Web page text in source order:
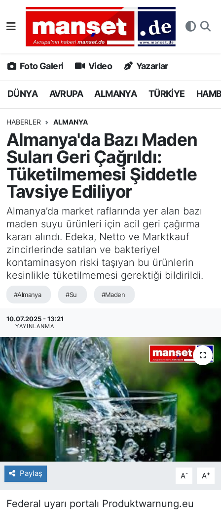
Foto Galeri Video Yazarlar
DÜNYA AVRUPA ALMANYA TÜRKİYE
HABERLER ALMANYA
Almanya'da Bazı Maden
Suları Geri Çağrıldı:
Tüketilmemesi Şiddetle
Tavsiye Ediliyor
Almanya’da market raflarında yer alan bazı
maden suyu ürünleri için acil geri çağırma
kararı alındı. Edeka, Netto ve Marktkauf
zincirlerinde satılan ve bakteriyel
kontaminasyon riski taşıyan bu ürünlerin
kesinlikle tüketilmemesi gerektiği bildirildi.
#Almanya #Su #Maden
10.07.2025 - 13:21
YAYINLANMA
Paylaş A- A+
Federal uyarı portalı Produktwarnung.eu
DÜNYA
AVRUPA
ALMANYA
HAMBURG
SPOR
DEUTSCH
EKONOMİ
SİYASET
SAĞLIK
Nöbetçi Eczaneler
Hava Durumu
Namaz Vakitleri
Puan Durumu ve Fikstür
Tüm Manşetler
Son Dakika Haberleri
Haber Arşivi